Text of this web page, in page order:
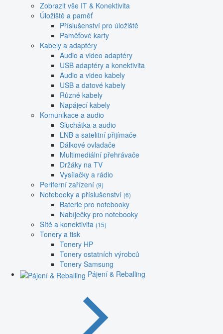
Zobrazit vše IT & Konektivita
Úložiště a paměť
Příslušenství pro úložiště
Paměťové karty
Kabely a adaptéry
Audio a video adaptéry
USB adaptéry a konektivita
Audio a video kabely
USB a datové kabely
Různé kabely
Napájecí kabely
Komunikace a audio
Sluchátka a audio
LNB a satelitní přijímače
Dálkové ovladače
Multimediální přehrávače
Držáky na TV
Vysílačky a rádio
Periferní zařízení (9)
Notebooky a příslušenství (6)
Baterie pro notebooky
Nabíječky pro notebooky
Sítě a konektivita (15)
Tonery a tisk
Tonery HP
Tonery ostatních výrobců
Tonery Samsung
Pájení & Reballing